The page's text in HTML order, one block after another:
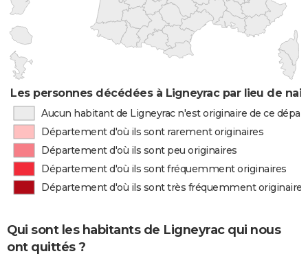
Les personnes décédées à Ligneyrac par lieu de
Aucun habitant de Ligneyrac n'est originaire de ce
Département d'où ils sont rarement originaires
Département d'où ils sont peu originaires
Département d'où ils sont fréquemment originaires
Département d'où ils sont très fréquemment originaires
Qui sont les habitants de Ligneyrac qui nous
ont quittés ?